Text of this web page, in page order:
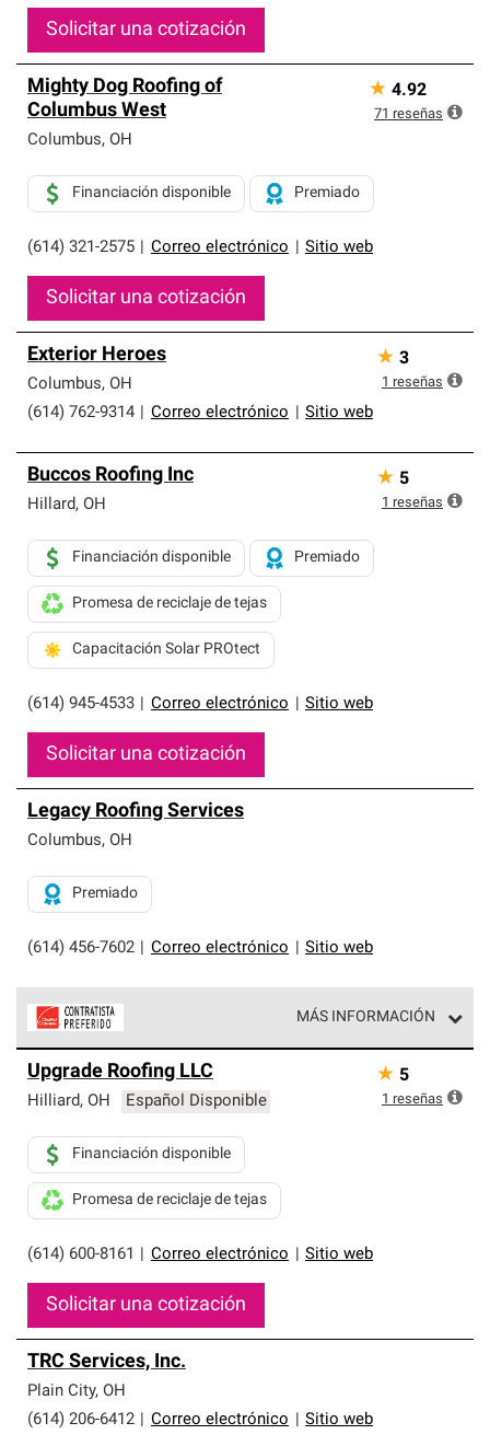
Solicitar una cotización
Mighty Dog Roofing of
Columbus West
Columbus, OH
(614) 321-2575 Correo electrónico Sitio web
Financiación disponible Premiado
Solicitar una cotización
★ 4.92
71 reseñas
Exterior Heroes
Columbus, OH
(614) 762-9314
Correo electrónico Sitio web
★ 3
1 reseñas
Buccos Roofing Inc
Hillard, OH
(614) 945-4533 Correo electrónico Sitio web
Financiación disponible Premiado
Promesa de reciclaje de tejas
Capacitación Solar PROtect
Solicitar una cotización
★ 5
1 reseñas
Legacy Roofing Services
Columbus, OH
(614) 456-7602 Correo electrónico Sitio web
Premiado
MÁS INFORMACIÓN
parte de una red exclusiva de profesionales de techos
que cumplen con altos estándares y requisitos estrictos
Upgrade Roofing LLC
Hilliard, OH Español Disponible
(614) 600-8161 Correo electrónico Sitio web
Financiación disponible
Promesa de reciclaje de tejas
Solicitar una cotización
★ 5
1 reseñas
TRC Services, Inc.
Plain City, OH
(614) 206-6412
Correo electrónico Sitio web